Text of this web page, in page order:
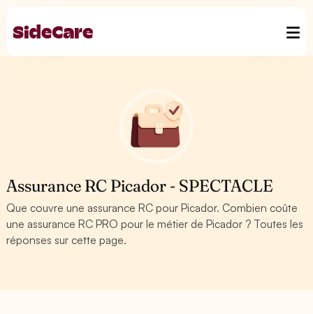
Assurance RC Picador - SPECTACLE
Que couvre une assurance RC pour Picador. Combien coûte
une assurance RC PRO pour le métier de Picador ? Toutes les
réponses sur cette page.